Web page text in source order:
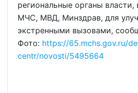
региональные органы власти,
МЧС, МВД, Минздрав, для
экстренными вызовами,
Фото: https://65.mchs.gov.ru/
centr/novosti/5495664